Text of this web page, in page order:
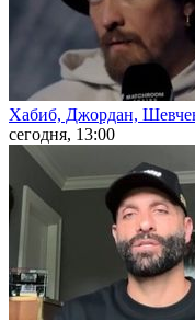
Хабиб, Джордан,
сегодня, 13:00